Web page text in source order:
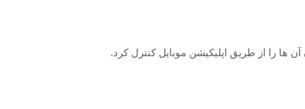
‌ها را از طریق اپلیکیشن موبایل کنترل کرد.